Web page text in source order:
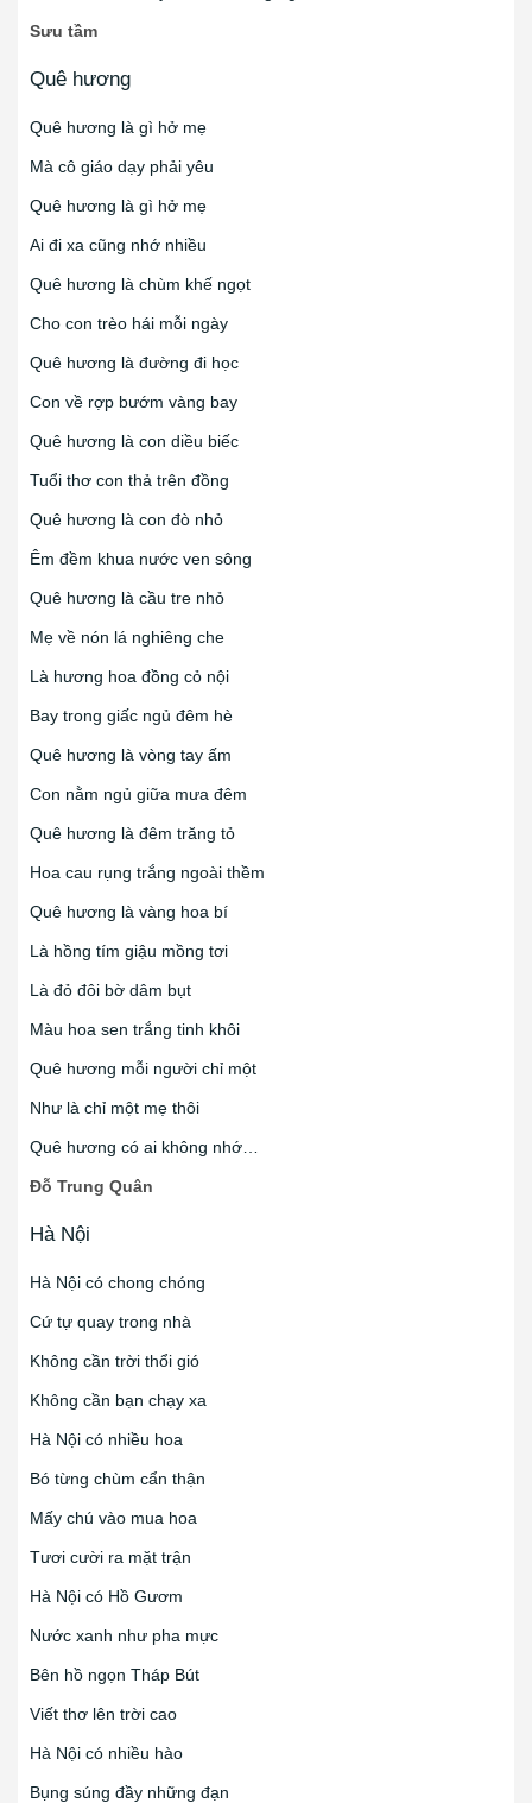
Sưu tầm
Quê hương
Quê hương là gì hở mẹ
Mà cô giáo dạy phải yêu
Quê hương là gì hở mẹ
Ai đi xa cũng nhớ nhiều
Quê hương là chùm khế ngọt
Cho con trèo hái mỗi ngày
Quê hương là đường đi học
Con về rợp bướm vàng bay
Quê hương là con diều biếc
Tuổi thơ con thả trên đồng
Quê hương là con đò nhỏ
Êm đềm khua nước ven sông
Quê hương là cầu tre nhỏ
Mẹ về nón lá nghiêng che
Là hương hoa đồng cỏ nội
Bay trong giấc ngủ đêm hè
Quê hương là vòng tay ấm
Con nằm ngủ giữa mưa đêm
Quê hương là đêm trăng tỏ
Hoa cau rụng trắng ngoài thềm
Quê hương là vàng hoa bí
Là hồng tím giậu mồng tơi
Là đỏ đôi bờ dâm bụt
Màu hoa sen trắng tinh khôi
Quê hương mỗi người chỉ một
Như là chỉ một mẹ thôi
Quê hương có ai không nhớ…
Đỗ Trung Quân
Hà Nội
Hà Nội có chong chóng
Cứ tự quay trong nhà
Không cần trời thổi gió
Không cần bạn chạy xa
Hà Nội có nhiều hoa
Bó từng chùm cẩn thận
Mấy chú vào mua hoa
Tươi cười ra mặt trận
Hà Nội có Hồ Gươm
Nước xanh như pha mực
Bên hồ ngọn Tháp Bút
Viết thơ lên trời cao
Hà Nội có nhiều hào
Bụng súng đầy những đạn